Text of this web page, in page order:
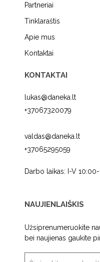
Partneriai
Tinklaraštis
Apie mus
Kontaktai
KONTAKTAI
lukas@daneka.lt
+37067320079
valdas@daneka.lt
+37065295059
Darbo laikas: I-V
NAUJIENLAIŠKIS
Užsiprenumeruokite
bei naujienas gaukite